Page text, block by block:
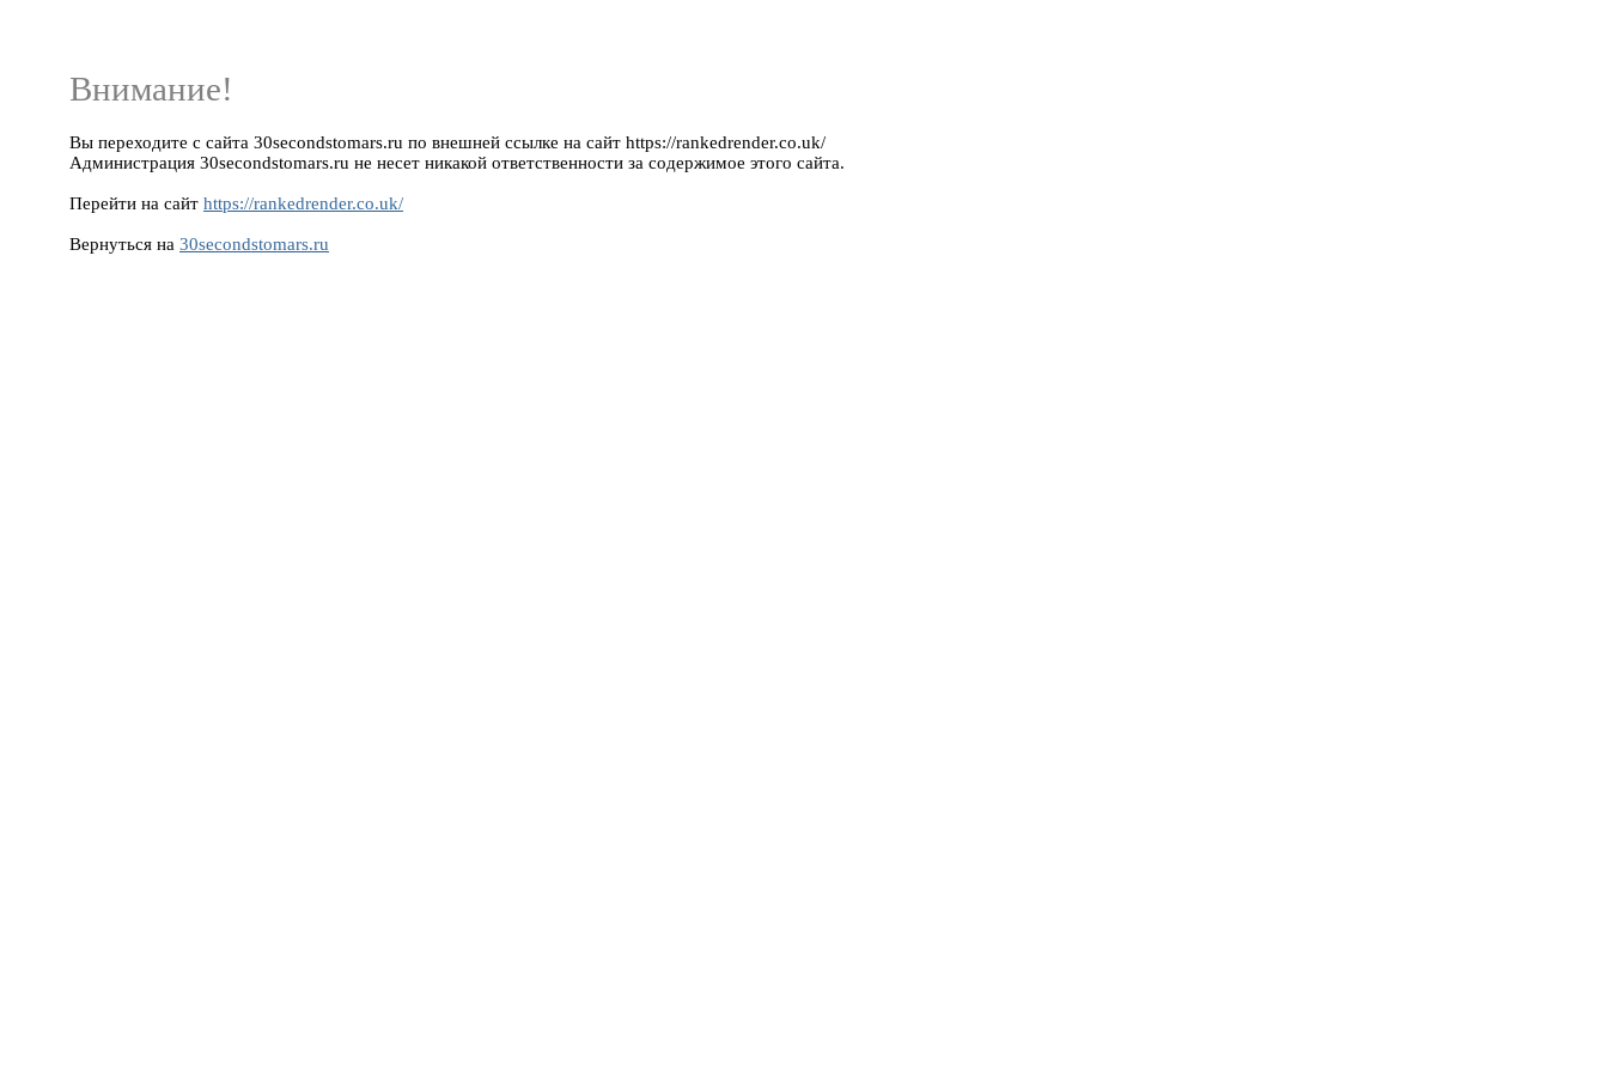
Внимание!
Вы переходите с сайта 30secondstomars.ru по внешней ссылке на сайт https://rankedrender.co.uk/
Администрация 30secondstomars.ru не несет никакой ответственности за содержимое этого сайта.
Перейти на сайт https://rankedrender.co.uk/
Вернуться на 30secondstomars.ru